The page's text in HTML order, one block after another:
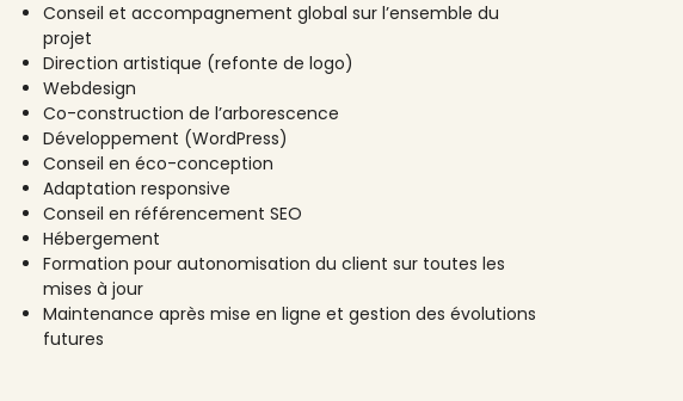
Conseil et accompagnement global sur l’ensemble du
projet
Direction artistique (refonte de logo)
Webdesign
Co-construction de l’arborescence
Développement (WordPress)
Conseil en éco-conception
Adaptation responsive
Conseil en référencement SEO
Hébergement
Formation pour autonomisation du client sur toutes les
mises à jour
Maintenance après mise en ligne et gestion des évolutions
futures